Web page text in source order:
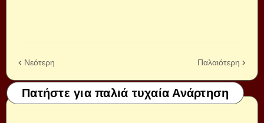
Νεότερη Παλαιότερη
Πατήστε για παλιά τυχαία Ανάρτηση